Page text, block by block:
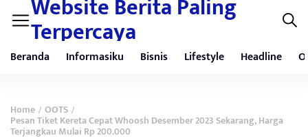
Website Berita Paling
Terpercaya
Beranda Informasiku Bisnis Lifestyle Headline
Home / OOTS /
Pesan Tiket Kereta Cepat Whoosh Desember 2023 Sekarang, Harga
Terjangkau Mulai Rp 200.000